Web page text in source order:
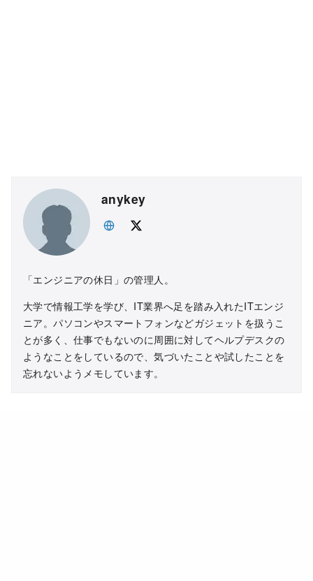
anykey
「エンジニアの休日」の管理人。
大学で情報工学を学び、IT業界へ足を踏み入れたITエンジ
ニア。パソコンやスマートフォンなどガジェットを扱うこ
とが多く、仕事でもないのに周囲に対してヘルプデスクの
ようなことをしているので、気づいたことや試したことを
忘れないようメモしています。